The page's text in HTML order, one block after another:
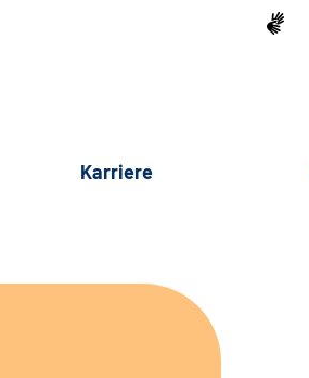
Karriere